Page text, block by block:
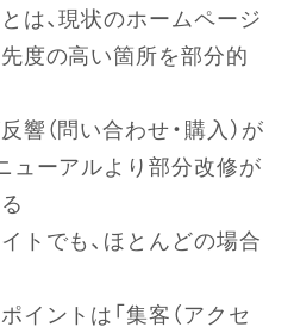
は、現状のホームページ
度の高い箇所を部分的
響（問い合わせ・購入）が
ューアルより部分改修が
トでも、ほとんどの場合
イントは「集客（アクセ